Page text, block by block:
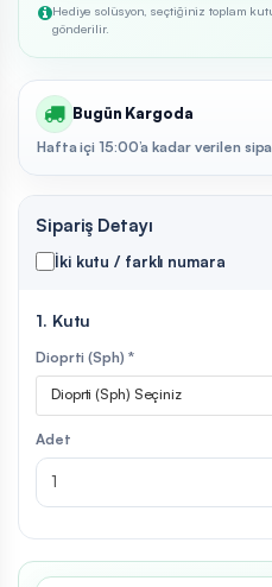
Hediye solüsyon, seçtiğiniz toplam
gönderilir.
Bugün Kargoda
Hafta içi 15:00’a kadar verilen
Sipariş Detayı
İki kutu / farklı numara
1. Kutu
Dioprti (Sph) *
Dioprti (Sph) Seçiniz
Adet